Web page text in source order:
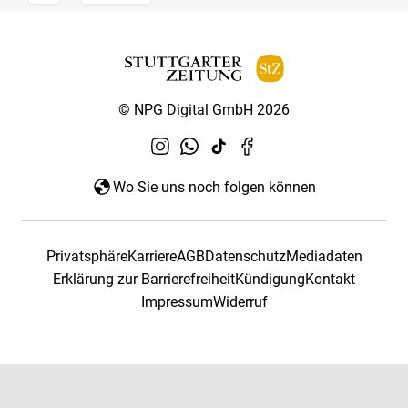
© NPG Digital GmbH 2026
Wo Sie uns noch folgen können
PrivatsphäreKarriereAGBDatenschutzMediadaten
Erklärung zur BarrierefreiheitKündigungKontakt
ImpressumWiderruf